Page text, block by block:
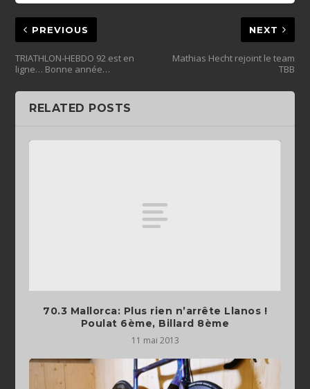
PREVIOUS
TRIATHLON-HEBDO 92 est en
ligne… Bonne année…
NEXT
Mathias Hecht rejoint le team
TBB
RELATED POSTS
70.3 Mallorca: Plus rien n’arrête Llanos !
Poulat 6ème, Billard 8ème
11 mai 2013